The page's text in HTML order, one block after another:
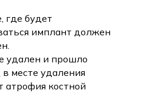
где будет
имплант должен
удален и прошло
в месте удаления
атрофия костной